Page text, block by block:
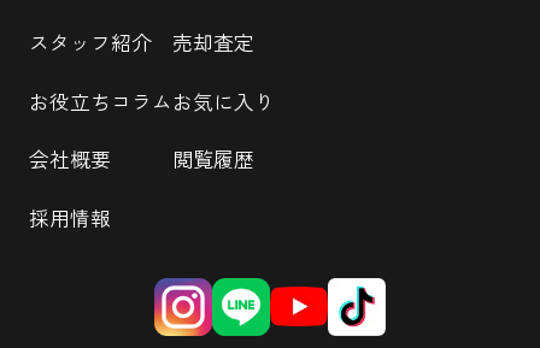
スタッフ紹介
お役立ちコラム
会社概要
採用情報
売却査定
お気に入り
閲覧履歴